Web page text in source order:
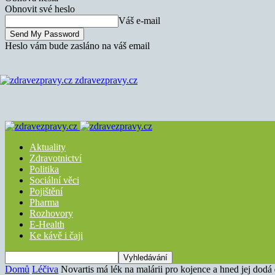
Obnovit své heslo
Váš e-mail
Heslo vám bude zasláno na váš email
zdravezpravy.cz
Aktuality
Zdravotnictví
Politika
Sociální věci
Pojištění
Pharma
Rozhovory
E-Health
Ke kávě i čaji
Domů Léčiva Novartis má lék na malárii pro kojence a hned jej dodá